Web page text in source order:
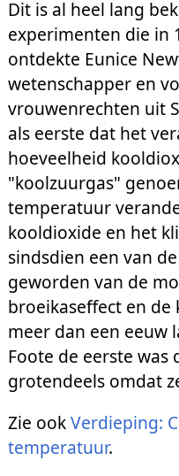
Dit is al heel lang
experimenten die in
ontdekte Eunice
wetenschapper en
vrouwenrechten uit
als eerste dat het
hoeveelheid
"koolzuurgas"
temperatuur
kooldioxide en het
sindsdien een van
geworden van de
broeikaseffect en
meer dan een eeuw
Foote de eerste was
grotendeels omdat
Zie ookVerdieping:
temperatuur.